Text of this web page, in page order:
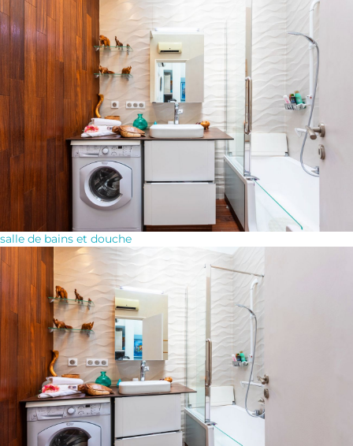
salle de bains et douche